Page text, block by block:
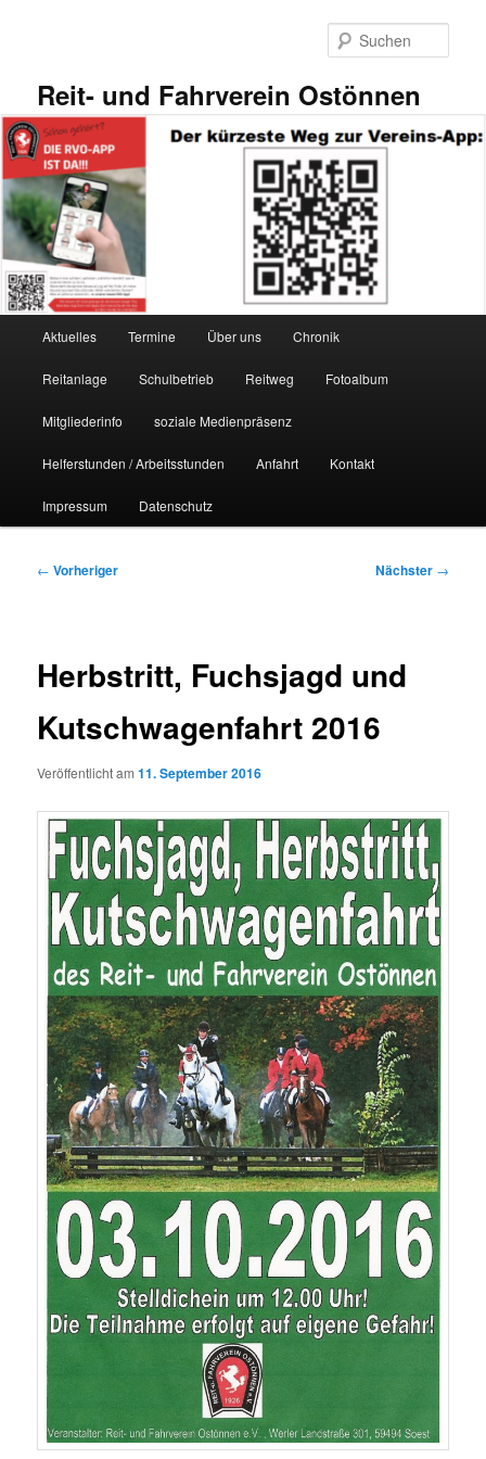
Reit- und Fahrverein Ostönnen
Aktuelles Termine Über uns Chronik
Reitanlage Schulbetrieb Reitweg Fotoalbum
Mitgliederinfo soziale Medienpräsenz
Helferstunden / Arbeitsstunden Anfahrt Kontakt
Impressum Datenschutz
Beitragsnavigation
← Vorheriger Nächster →
Herbstritt, Fuchsjagd und
Kutschwagenfahrt 2016
Veröffentlicht am11. September 2016